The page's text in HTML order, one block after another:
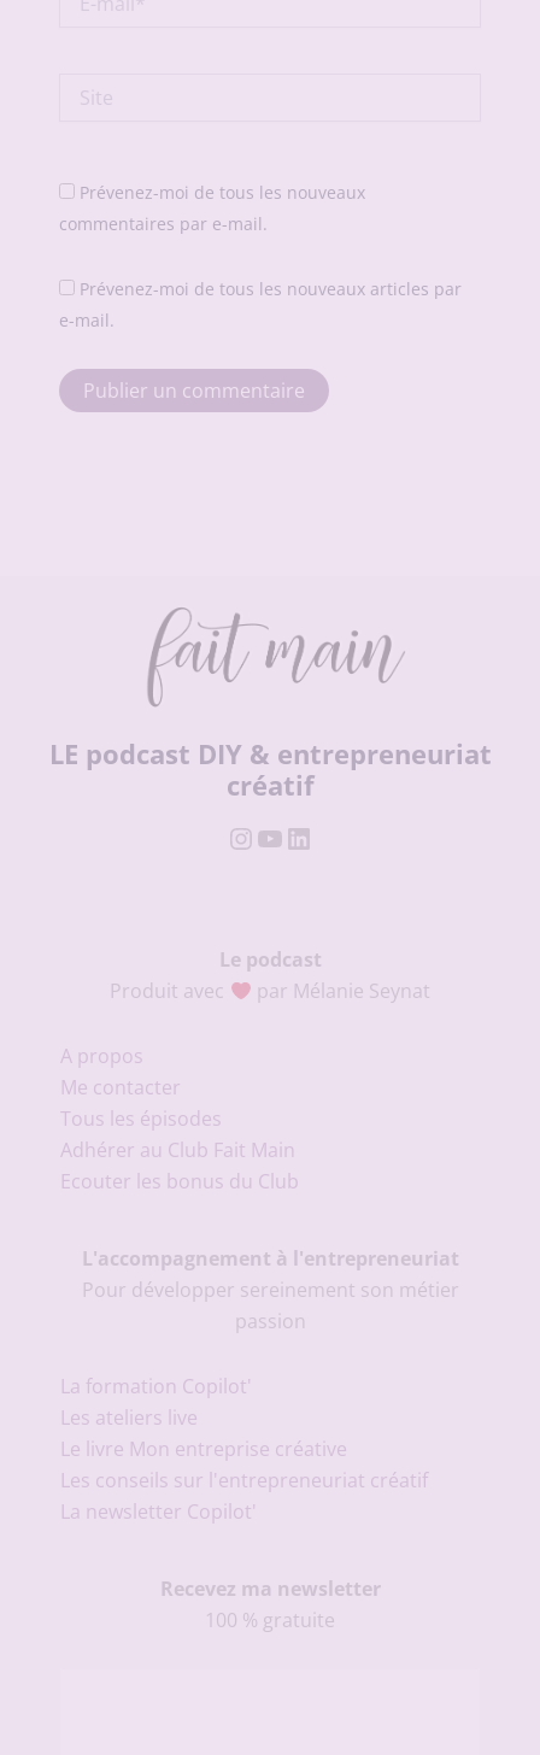
mail*
Prévenez-moi de tous les nouveaux
commentaires par e-mail.
Prévenez-moi de tous les nouveaux articles par
e-mail.
LE podcast DIY & entrepreneuriat
créatif
Instagram
YouTube
LinkedIn
Le podcast
Produit avec
par Mélanie Seynat
A propos
Me contacter
Tous les épisodes
Adhérer au Club Fait Main
Ecouter les bonus du Club
L'accompagnement à l'entrepreneuriat
Pour développer sereinement son métier
passion
La formation Copilot'
Les ateliers live
Le livre Mon entreprise créative
Les conseils sur l'entrepreneuriat créatif
La newsletter Copilot'
Recevez ma newsletter
100 % gratuite